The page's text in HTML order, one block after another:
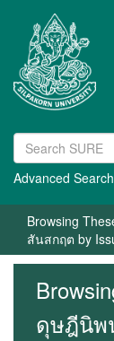
Advanced Search
Browsing
สันสกฤต by
ดุษฎีนิพ